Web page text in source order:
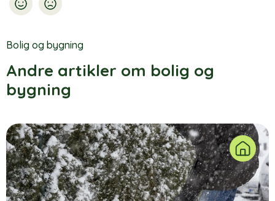
Bolig og bygning
Andre artikler om bolig og
bygning